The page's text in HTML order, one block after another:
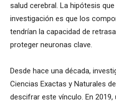
salud cerebral. La hipótesis
investigación es que los
tendrían la capacidad de
proteger neuronas clave.
Desde hace una década,
Ciencias Exactas y Naturales
descifrar este vínculo. En